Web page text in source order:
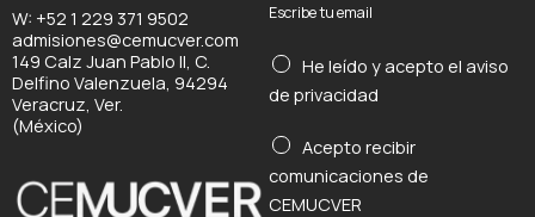
W: +52 1 229 371 9502
admisiones@cemucver.com
149 Calz Juan Pablo II, C.
Delfino Valenzuela, 94294
Veracruz, Ver.
(México)
c
b
t
u
Escribe tu email
He leído y acepto el aviso
de privacidad
*
Acepto recibir
comunicaciones de
CEMUCVER